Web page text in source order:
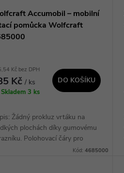
Accumobil – mobilní
pomůcka Wolfcraft
Kč bez DPH
Kč/ ks
Skladem3 ks
DO KOŠÍKU
Žádný prokluz vrtáku na
plochách díky gumovému
Polohovací čáry pro
vrtání. Integrovaná V-drážka
Kód: 4685000